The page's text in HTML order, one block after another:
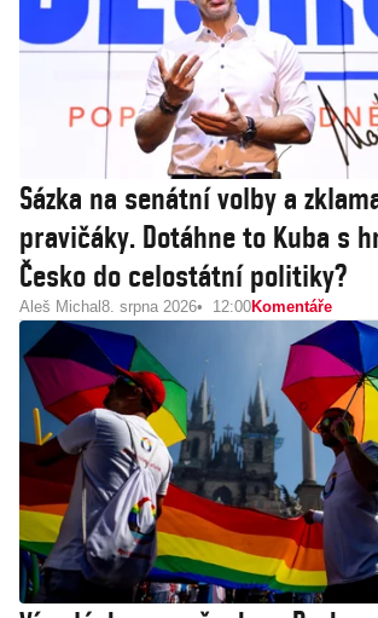
Sázka na senátní volby a
pravičáky. Dotáhne to Kuba s
Česko do celostátní politiky?
Aleš Michal 8. srpna 2026 12:00Komentáře